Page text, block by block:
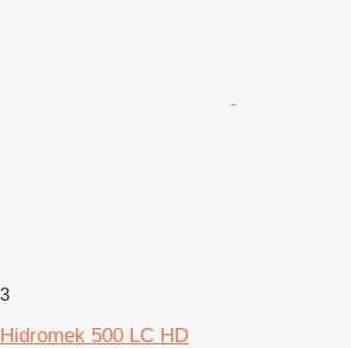
3
Hidromek 500 LC HD